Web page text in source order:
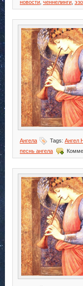
новости ченнелинги
Ангела
Tags: Ангел
песнь ангела